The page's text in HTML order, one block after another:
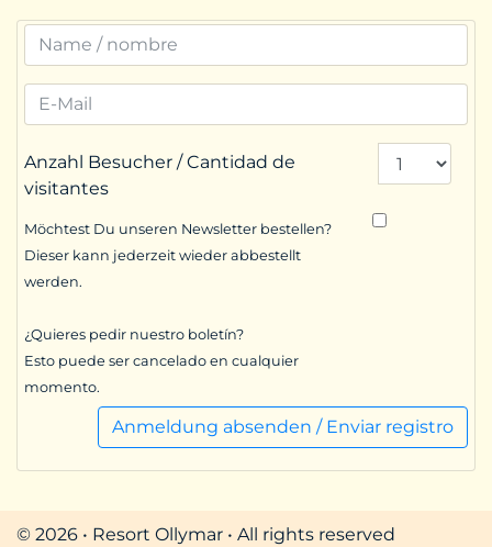
Anzahl Besucher / Cantidad de
visitantes
Möchtest Du unseren Newsletter bestellen?
Dieser kann jederzeit wieder abbestellt
werden.
¿Quieres pedir nuestro boletín?
Esto puede ser cancelado en cualquier
momento.
Anmeldung absenden / Enviar registro
© 2026 • Resort Ollymar • All rights reserved